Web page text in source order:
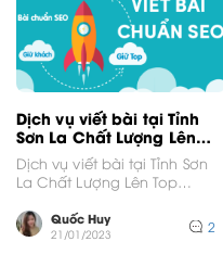
Dịch vụ viết bài tại Tỉnh
Sơn La Chất Lượng Lên
Top Google
Dịch vụ viết bài tại Tỉnh Sơn
La Chất Lượng Lên Top
tranh khốc...
Quốc Huy
21/01/2023 2